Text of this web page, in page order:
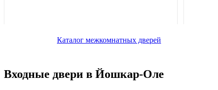
Каталог межкомнатных дверей
Входные двери в Йошкар-Оле